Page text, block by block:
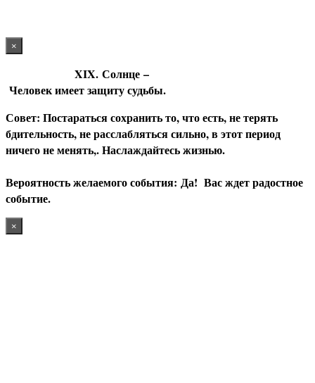
×
XIX. Солнце –
Человек имеет защиту судьбы.
Совет: Постараться сохранить то, что есть, не терять
бдительность, не расслабляться сильно, в этот период
ничего не менять,. Наслаждайтесь жизнью.
Вероятность желаемого события: Да! Вас ждет радостное
событие.
×